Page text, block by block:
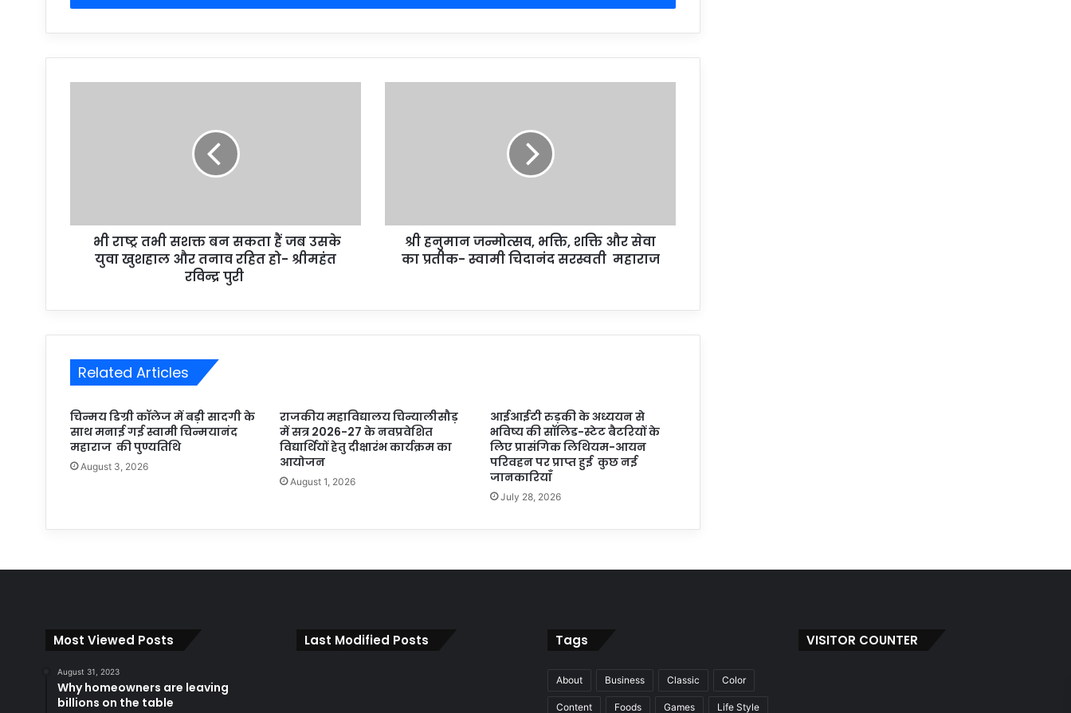
भी राष्ट्र तभी सशक्त बन सकता हैं जब उसके
युवा खुशहाल और तनाव रहित हो- श्रीमहंत
रविन्द्र पुरी
श्री हनुमान जन्मोत्सव, भक्ति, शक्ति और सेवा
का प्रतीक- स्वामी चिदानंद सरस्वती महाराज
Related Articles
चिन्मय डिग्री कॉलेज में बड़ी सादगी के
साथ मनाई गई स्वामी चिन्मयानंद
महाराज की पुण्यतिथि
August 3, 2026
राजकीय महाविद्यालय चिन्यालीसौड़
में सत्र 2026-27 के नवप्रवेशित
विद्यार्थियों हेतु दीक्षारंभ कार्यक्रम का
आयोजन
August 1, 2026
आईआईटी रुड़की के अध्ययन से
भविष्य की सॉलिड-स्टेट बैटरियों के
लिए प्रासंगिक लिथियम-आयन
परिवहन पर प्राप्त हुई कुछ नई
जानकारियाँ
July 28, 2026
Most Viewed Posts
August 31, 2023
Why homeowners are leaving
billions on the table
Last Modified Posts Tags
About Business Classic Color
Content Foods Games Life Style
VISITOR COUNTER